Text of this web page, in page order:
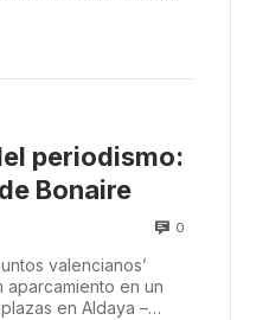
periodismo:
Bonaire
0
valencianos’
en un
en Aldaya –